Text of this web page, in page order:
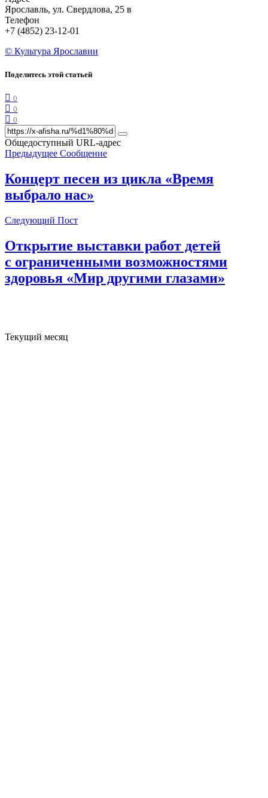
Ярославль, ул. Свердлова, 25 в
Телефон
+7 (4852) 23-12-01
© Культура Ярославии
Поделитесь этой статьей
0
0
0
Общедоступный URL-адрес
Предыдущее Сообщение
Концерт песен из цикла «Время
выбрало нас»
Следующий Пост
Открытие выставки работ детей
с ограниченными возможностями
здоровья «Мир другими глазами»
Текущий месяц